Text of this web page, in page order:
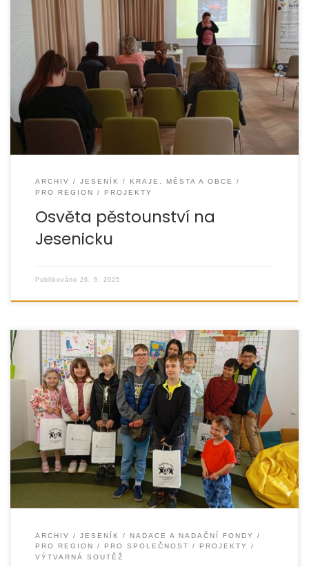
Projekt Osvěta pěstounství na Jesenicku byl realizován
s cílem zvýšit povědomí veřejnosti o tématu pěstounské
péče, přiblížit možnosti zapojení do systému náhradní
ARCHIV JESENÍK
KRAJE, MĚSTA A OBCE
PRO REGION
PROJEKTY
Osvěta pěstounství na
Jesenicku
Publikováno 26. 6. 2025
Projekt Rodina s otevřenou náručí byl úspěšně realizován
v období od února do května 2025. Cílem projektu bylo
prostřednictvím dětské výtvarné soutěže
ARCHIV JESENÍK
NADACE A NADAČNÍ FONDY
PRO REGION
PRO SPOLEČNOST
PROJEKTY
VÝTVARNÁ SOUTĚŽ